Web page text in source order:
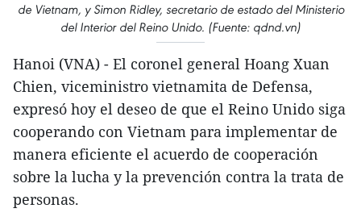
de Vietnam, y Simon Ridley, secretario de estado del Ministerio
del Interior del Reino Unido. (Fuente: qdnd.vn)
Hanoi (VNA) - El coronel general Hoang Xuan
Chien, viceministro vietnamita de Defensa,
expresó hoy el deseo de que el Reino Unido siga
cooperando con Vietnam para implementar de
manera eficiente el acuerdo de cooperación
sobre la lucha y la prevención contra la trata de
personas.